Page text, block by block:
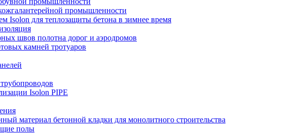
промышленности
Isolon для теплозащиты бетона в зимнее время
швов полотна дорог и аэродромов
камней тротуаров
Isolon PIPE
материал бетонной кладки для монолитного строительства
полы